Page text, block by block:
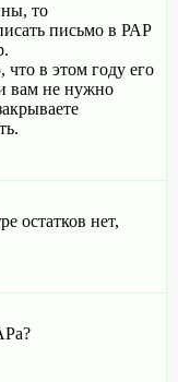
то
письмо в РАР
в этом году его
вам не нужно
остатков нет,